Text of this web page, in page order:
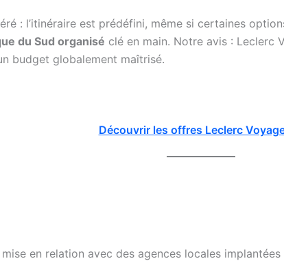
: l’itinéraire est prédéfini, même si certaines
du Sud organisé clé en main. Notre avis : Leclerc
budget globalement maîtrisé.
Découvrir les offres Leclerc
en relation avec des agences locales